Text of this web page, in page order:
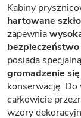
Kabiny
hartowane
zapewnia
bezpieczeństwo
posiada specjalną
gromadzenie
konserwację. Do
całkowicie
wzory